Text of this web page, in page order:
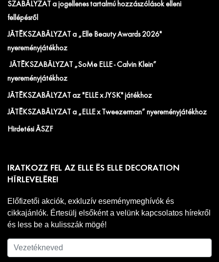
SZABÁLYZAT a jogellenes tartalmú hozzászólások elleni
fellépésről
JÁTÉKSZABÁLYZAT a „Elle Beauty Awards 2026"
nyereményjátékhoz
JÁTÉKSZABÁLYZAT „SoMe ELLE - Calvin Klein”
nyereményjátékhoz
JÁTÉKSZABÁLYZAT az "ELLE x JYSK" játékhoz
JÁTÉKSZABÁLYZAT a „ELLE x Tweezerman” nyereményjátékhoz
Hirdetési ÁSZF
IRATKOZZ FEL AZ ELLE ÉS ELLE DECORATION
HÍRLEVELÉRE!
Előfizetői akciók, exkluzív eseménymeghívók és
cikkajánlók. Értesülj elsőként a velünk kapcsolatos hírekről
és less be a kulisszák mögé!